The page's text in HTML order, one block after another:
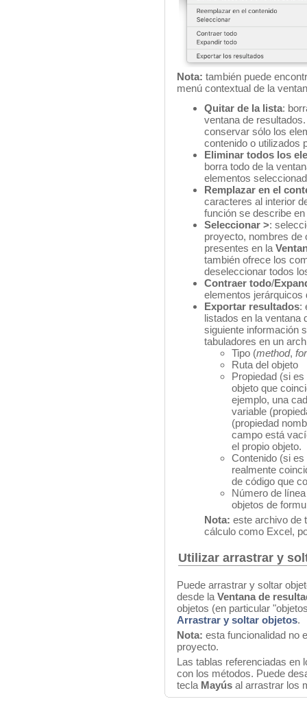
Nota: también puede
menú contextual de la
Quitar de la lista:
ventana de
conservar sólo los
contenido o utilizados
Eliminar todos los
borra todo de la
elementos
Remplazar en el
caracteres al interior
función se describe en
Seleccionar >:
proyecto, nombres de
presentes en la
también ofrece los
deseleccionar todos
Contraer todo/
elementos jerárquicos
Exportar resultados:
listados en la ventana
siguiente información
tabuladores en un
Tipo (method,
Ruta del objeto
Propiedad (si
objeto que
ejemplo, una
variable
(propiedad
campo está
el propio objeto.
Contenido (si
realmente
de código que
Número de
objetos de
Nota: este archivo de
cálculo como Excel,
Utilizar arrastrar y
Puede arrastrar y soltar
desde la Ventana de
objetos (en particular
Arrastrar y soltar objetos.
Nota: esta funcionalidad no
proyecto.
Las tablas referenciadas en
con los métodos. Puede
tecla Mayús al arrastrar los